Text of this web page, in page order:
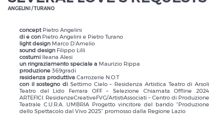
ANGELINI / TURANO
conceptPietro Angelini
di e con Pietro Angelini e Pietro Turano
light design Marco D’Amelio
sound design Filippo Lilli
costumi Ileana Alesi
un ringraziamento speciale a Maurizio Rippa
produzione 369gradi
residenza produttiva Carrozerie N.O.T
con il sostegno di Settimo Cielo – Residenza Artistica Teatro di Arsoli
Teatro del Lido Ferrara OFF – Selezione Chiamata Offline 2024
ARTEFICI. ResidenzeCreativeFVG/ArtistiAssociati – Centro di Produzione
Teatrale C.U.R.A. UMBRIA Progetto vincitore del bando “Produzione
dello Spettacolo dal Vivo 2025” promosso dalla Regione Lazio